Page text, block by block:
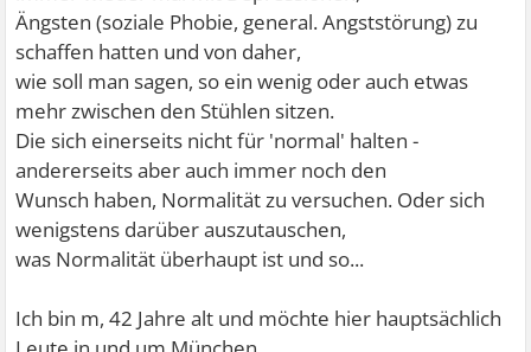
Ängsten (soziale Phobie, general. Angststörung) zu
schaffen hatten und von daher,
wie soll man sagen, so ein wenig oder auch etwas
mehr zwischen den Stühlen sitzen.
Die sich einerseits nicht für 'normal' halten -
andererseits aber auch immer noch den
Wunsch haben, Normalität zu versuchen. Oder sich
wenigstens darüber auszutauschen,
was Normalität überhaupt ist und so...
Ich bin m, 42 Jahre alt und möchte hier hauptsächlich